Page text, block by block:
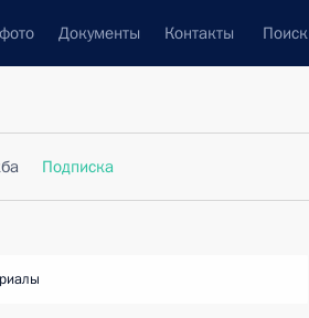
Документы Контакты Поиск
Подписка